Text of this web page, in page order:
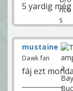
5 yardig
mustaine
Dawk fan
fáj ezt